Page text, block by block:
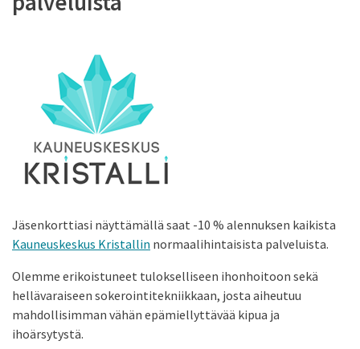
Jäsenkorttiasi näyttämällä saat -10 % alennuksen kaikista
Kauneuskeskus Kristallin normaalihintaisista palveluista.
Olemme erikoistuneet tulokselliseen ihonhoitoon sekä
hellävaraiseen sokerointitekniikkaan, josta aiheutuu
mahdollisimman vähän epämiellyttävää kipua ja
ihoärsytystä.